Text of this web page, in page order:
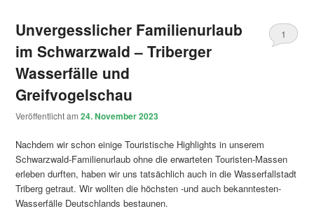
Unvergesslicher Familienurlaub
im Schwarzwald – Triberger
Wasserfälle und
Greifvogelschau
Veröffentlicht am24. November 2023
1
Nachdem wir schon einige Touristische Highlights in unserem
Schwarzwald-Familienurlaub ohne die erwarteten Touristen-Massen
erleben durften, haben wir uns tatsächlich auch in die Wasserfallstadt
Triberg getraut. Wir wollten die höchsten -und auch bekanntesten-
Wasserfälle Deutschlands bestaunen.